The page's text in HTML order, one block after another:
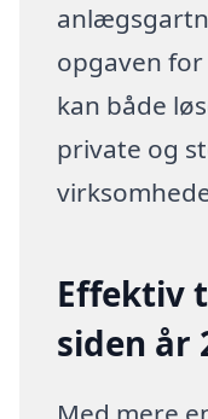
opgaven
kan både
private og
Effektiv
siden år